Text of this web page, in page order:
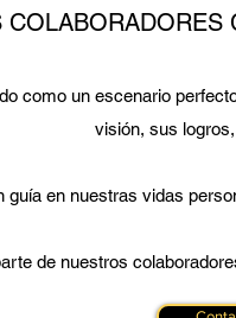
como un escenario
visión, sus
guía en nuestras vidas
de nuestros